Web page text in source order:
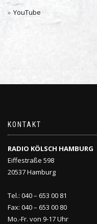
YouTube
KONTAKT
RADIO KÖLSCH HAMBURG
Eiffestraße 598
20537 Hamburg
Tel.: 040 – 653 00 81
Fax: 040 – 653 00 80
Mo.-Fr. von 9-17 Uhr